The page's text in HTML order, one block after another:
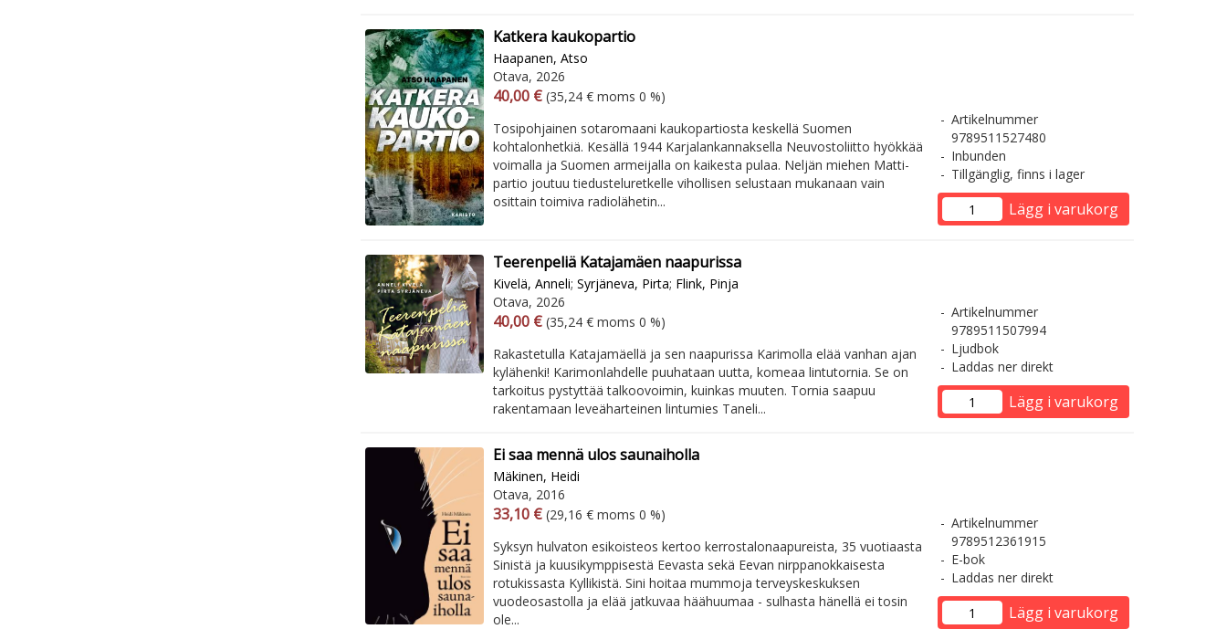
Katkera kaukopartio
Haapanen, Atso
Otava, 2026
Arvonlisäverollinen hinta
40,00 € Arvonlisäveroton hinta
(35,24 € moms 0 %)
Tosipohjainen sotaromaani kaukopartiosta keskellä Suomen
kohtalonhetkiä. Kesällä 1944 Karjalankannaksella Neuvostoliitto hyökkää
voimalla ja Suomen armeijalla on kaikesta pulaa. Neljän miehen Matti-
partio joutuu tiedusteluretkelle vihollisen selustaan mukanaan vain
osittain toimiva radiolähetin...
Artikelnummer
9789511527480
Inbunden
Tillgänglig, finns i lager
Lägg i varukorg
Teerenpeliä Katajamäen naapurissa
Kivelä, Anneli; Syrjäneva, Pirta; Flink, Pinja
Otava, 2026
Arvonlisäverollinen hinta
40,00 € Arvonlisäveroton hinta
(35,24 € moms 0 %)
Rakastetulla Katajamäellä ja sen naapurissa Karimolla elää vanhan ajan
kylähenki! Karimonlahdelle puuhataan uutta, komeaa lintutornia. Se on
tarkoitus pystyttää talkoovoimin, kuinkas muuten. Tornia saapuu
rakentamaan leveäharteinen lintumies Taneli...
Artikelnummer
9789511507994
Ljudbok
Laddas ner direkt
Lägg i varukorg
Ei saa mennä ulos saunaiholla
Mäkinen, Heidi
Otava, 2016
Arvonlisäverollinen hinta
33,10 € Arvonlisäveroton hinta
(29,16 € moms 0 %)
Syksyn hulvaton esikoisteos kertoo kerrostalonaapureista, 35 vuotiaasta
Sinistä ja kuusikymppisestä Eevasta sekä Eevan nirppanokkaisesta
rotukissasta Kyllikistä. Sini hoitaa mummoja terveyskeskuksen
vuodeosastolla ja elää jatkuvaa häähuumaa - sulhasta hänellä ei tosin
ole...
Artikelnummer
9789512361915
E-bok
Laddas ner direkt
Lägg i varukorg